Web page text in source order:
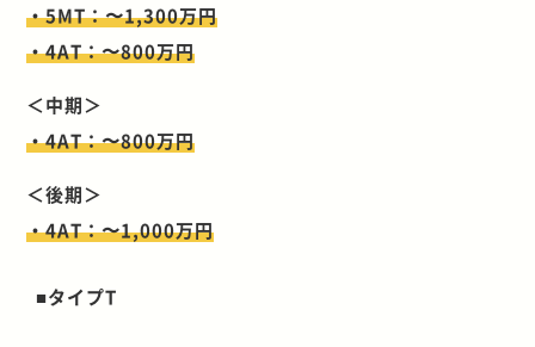
・5MT：〜1,300万円
・4AT：〜800万円
＜中期＞
・4AT：〜800万円
＜後期＞
・4AT：〜1,000万円
■タイプT